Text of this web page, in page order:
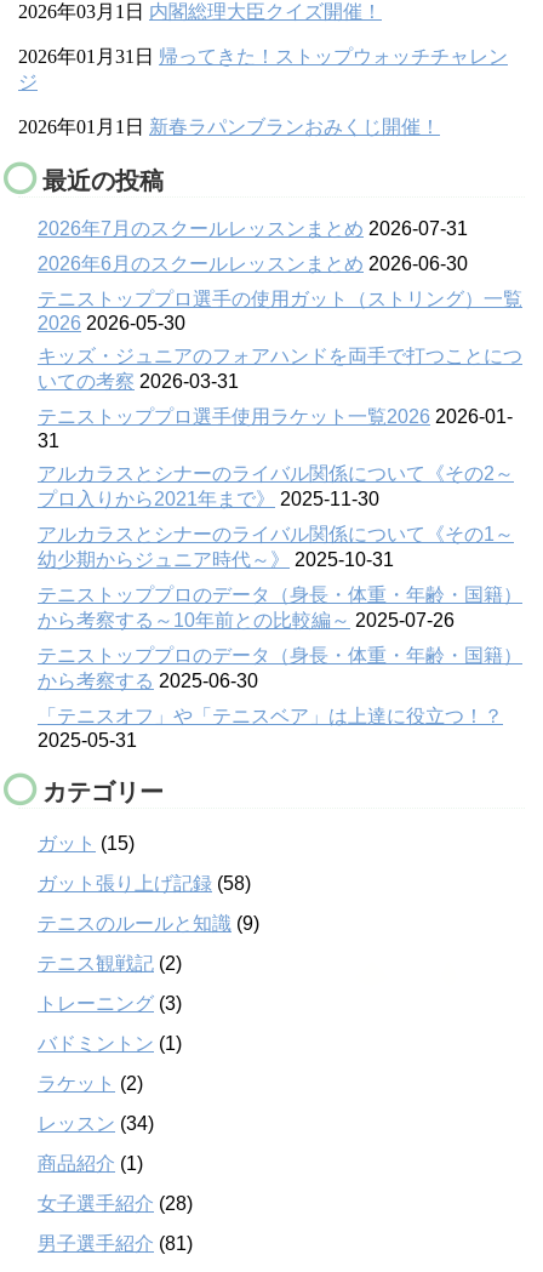
2026年03月1日 内閣総理大臣クイズ開催！
2026年01月31日 帰ってきた！ストップウォッチチャレン
ジ
2026年01月1日 新春ラパンブランおみくじ開催！
最近の投稿
2026年7月のスクールレッスンまとめ 2026-07-31
2026年6月のスクールレッスンまとめ 2026-06-30
テニストッププロ選手の使用ガット（ストリング）一覧
2026 2026-05-30
キッズ・ジュニアのフォアハンドを両手で打つことにつ
いての考察 2026-03-31
テニストッププロ選手使用ラケット一覧2026 2026-01-
31
アルカラスとシナーのライバル関係について《その2～
プロ入りから2021年まで》
2025-11-30
アルカラスとシナーのライバル関係について《その1～
幼少期からジュニア時代～》
2025-10-31
テニストッププロのデータ（身長・体重・年齢・国籍）
から考察する～10年前との比較編～ 2025-07-26
テニストッププロのデータ（身長・体重・年齢・国籍）
から考察する 2025-06-30
「テニスオフ」や「テニスベア」は上達に役立つ！？
2025-05-31
カテゴリー
ガット (15)
ガット張り上げ記録 (58)
テニスのルールと知識 (9)
テニス観戦記 (2)
トレーニング (3)
バドミントン (1)
ラケット (2)
レッスン (34)
商品紹介 (1)
女子選手紹介 (28)
男子選手紹介 (81)